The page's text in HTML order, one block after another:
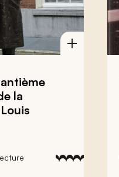
la